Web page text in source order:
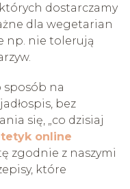
dostarczamy
dla wegetarian
np. nie tolerują
na
bez
się, „co dzisiaj
online
zgodnie z naszymi
które